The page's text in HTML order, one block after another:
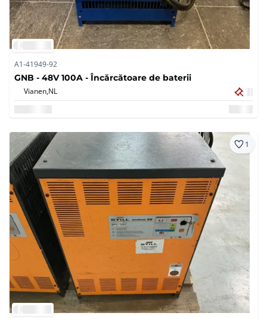
A1-41949-92
GNB - 48V 100A - Încărcătoare de baterii
Vianen,NL
1